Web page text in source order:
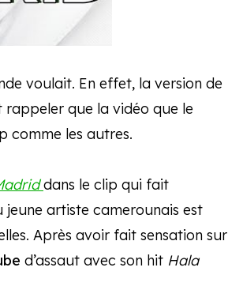
voulait. En effet, la version de
rappeler que la vidéo que le
comme les autres.
dans le clip qui fait
jeune artiste camerounais est
Après avoir fait sensation sur
d’assaut avec son hit Hala